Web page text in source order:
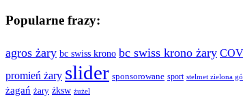
Popularne frazy:
agros żary bc swiss krono bc swiss krono żary
promień żary slider sponsorowane sport stelmet zielona
żagań żary żksw żużel